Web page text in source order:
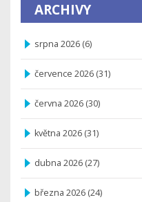
ARCHIVY
srpna 2026 (6)
července 2026 (31)
června 2026 (30)
května 2026 (31)
dubna 2026 (27)
března 2026 (24)